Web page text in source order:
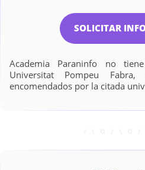
SOLICITAR
Academia Paraninfo no
Universitat Pompeu
encomendados por la citada